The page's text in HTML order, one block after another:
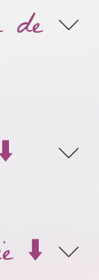
de
⬇️